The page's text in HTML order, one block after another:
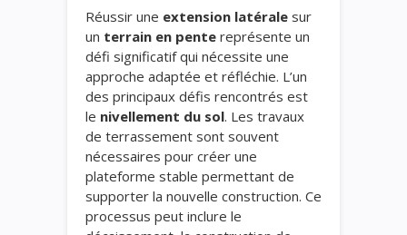
Réussir une extension latérale sur
un terrain en pente représente un
défi significatif qui nécessite une
approche adaptée et réfléchie. L’un
des principaux défis rencontrés est
le nivellement du sol. Les travaux
de terrassement sont souvent
nécessaires pour créer une
plateforme stable permettant de
supporter la nouvelle construction. Ce
processus peut inclure le